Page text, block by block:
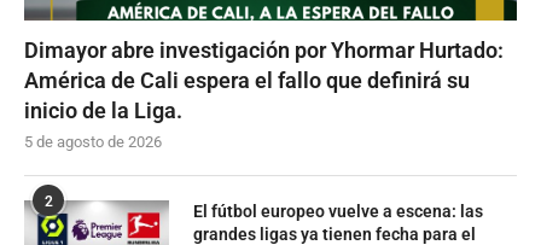
Dimayor abre investigación por Yhormar Hurtado:
América de Cali espera el fallo que definirá su
inicio de la Liga.
5 de agosto de 2026
2
El fútbol europeo vuelve a escena: las
grandes ligas ya tienen fecha para el